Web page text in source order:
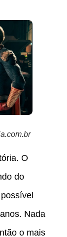
O
do
Nada
o mais